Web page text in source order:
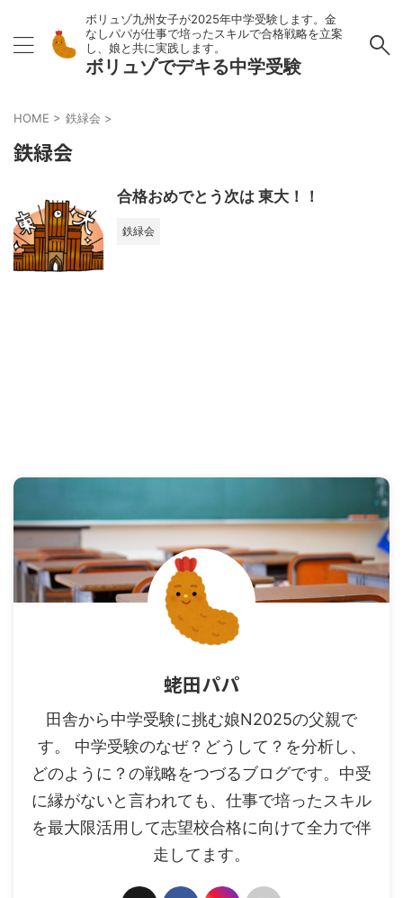
ボリュゾ九州女子が2025年中学受験します。金
なしパパが仕事で培ったスキルで合格戦略を立案
し、娘と共に実践します。
ボリュゾでデキる中学受験
HOME > 鉄緑会 >
鉄緑会
合格おめでとう次は 東大！！
鉄緑会
蛯田パパ
田舎から中学受験に挑む娘N2025の父親で
す。 中学受験のなぜ？どうして？を分析し、
どのように？の戦略をつづるブログです。中受
に縁がないと言われても、仕事で培ったスキル
を最大限活用して志望校合格に向けて全力で伴
走してます。